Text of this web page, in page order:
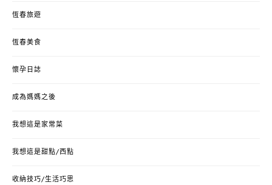
恆春旅遊
恆春美食
懷孕日誌
成為媽媽之後
我想這是家常菜
我想這是甜點/西點
收納技巧/生活巧思